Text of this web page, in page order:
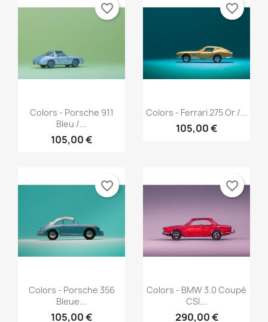
Aperçu rapide
Colors - Porsche 911
Bleu /...
105,00 €
favorite_border
Aperçu rapide
Colors - Ferrari 275 Or /...
105,00 €
favorite_border
Aperçu rapide
Colors - Porsche 356
Bleue...
105,00 €
favorite_border
Aperçu rapide
Colors - BMW 3.0 Coupé
CSI...
290,00 €
favorite_border